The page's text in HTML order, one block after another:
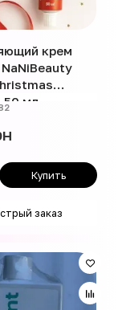
крем
50 мл
Купить
заказ